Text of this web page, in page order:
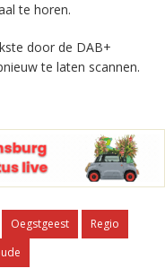
te horen.
door de DAB+
te laten scannen.
Oegstgeest
Regio